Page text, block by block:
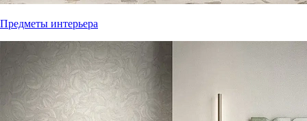
Предметы интерьера